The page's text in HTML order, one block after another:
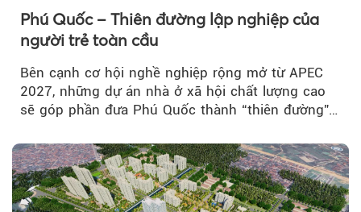
Phú Quốc – Thiên đường lập nghiệp của
người trẻ toàn cầu
Bên cạnh cơ hội nghề nghiệp rộng mở từ APEC
2027, những dự án nhà ở xã hội chất lượng cao
sẽ góp phần đưa Phú Quốc thành “thiên đường”